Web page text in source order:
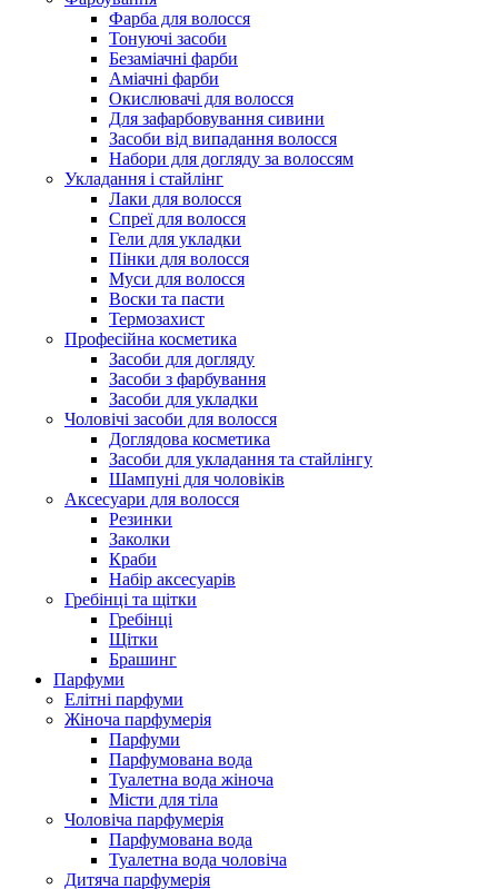
Фарба для волосся
Тонуючі засоби
Безаміачні фарби
Аміачні фарби
Окислювачі для волосся
Для зафарбовування сивини
Засоби від випадання волосся
Набори для догляду за волоссям
Укладання і стайлінг
Лаки для волосся
Спреї для волосся
Гели для укладки
Пінки для волосся
Муси для волосся
Воски та пасти
Термозахист
Професійна косметика
Засоби для догляду
Засоби з фарбування
Засоби для укладки
Чоловічі засоби для волосся
Доглядова косметика
Засоби для укладання та стайлінгу
Шампуні для чоловіків
Аксесуари для волосся
Резинки
Заколки
Краби
Набір аксесуарів
Гребінці та щітки
Гребінці
Щітки
Брашинг
Парфуми
Елітні парфуми
Жіноча парфумерія
Парфуми
Парфумована вода
Туалетна вода жіноча
Місти для тіла
Чоловіча парфумерія
Парфумована вода
Туалетна вода чоловіча
Дитяча парфумерія